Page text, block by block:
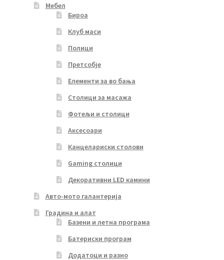
Мебел
Бироа
Клуб маси
Полици
Претсобје
Елементи за во бања
Столици за масажа
Фотељи и столици
Аксесоари
Канцелариски столови
Gaming столици
Декоративни LED камини
Авто-мото галантерија
Градина и алат
Базени и летна програма
Батериски програм
Додатоци и разно